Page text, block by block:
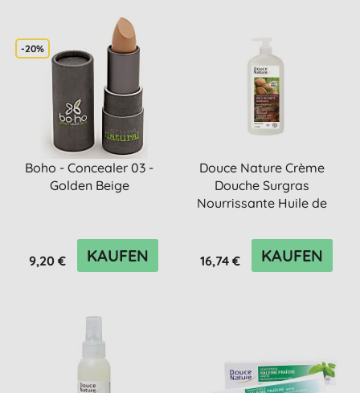
-20%
Boho - Concealer 03 -
Golden Beige
9,20 € KAUFEN
Douce Nature Crème
Douche Surgras
Nourrissante Huile de
16,74 € KAUFEN